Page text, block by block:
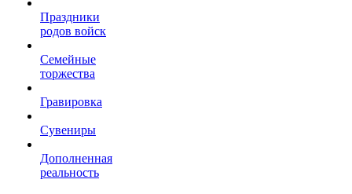
Праздники
родов войск
Семейные
торжества
Гравировка
Сувениры
Дополненная
реальность